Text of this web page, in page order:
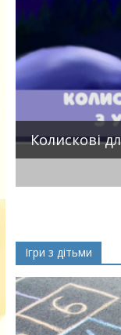
Колискові
Ігри з дітьми